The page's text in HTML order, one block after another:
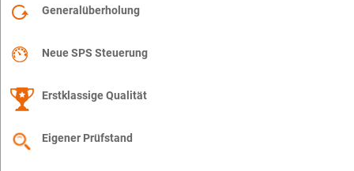
Generalüberholung
Neue SPS Steuerung
Erstklassige Qualität
Eigener Prüfstand